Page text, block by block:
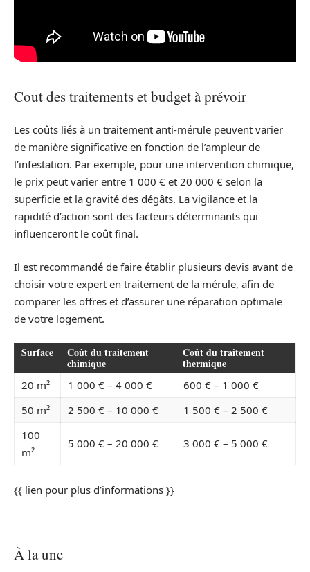
Cout des traitements et budget à prévoir
Les coûts liés à un traitement anti-mérule peuvent varier
de manière significative en fonction de l’ampleur de
l’infestation. Par exemple, pour une intervention chimique,
le prix peut varier entre 1 000 € et 20 000 € selon la
superficie et la gravité des dégâts. La vigilance et la
rapidité d’action sont des facteurs déterminants qui
influenceront le coût final.
Il est recommandé de faire établir plusieurs devis avant de
choisir votre expert en traitement de la mérule, afin de
comparer les offres et d’assurer une réparation optimale
de votre logement.
Surface Coût du traitement
chimique
Coût du traitement
thermique
20 m² 1 000 € – 4 000 €
600 € – 1 000 €
50 m²
2 500 € – 10 000 €
1 500 € – 2 500 €
100
m²
5 000 € – 20 000 € 3 000 € – 5 000 €
{{ lien pour plus d’informations }}
À la une